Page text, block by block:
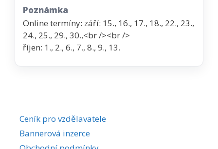
Poznámka
Online termíny: září: 15., 16., 17., 18., 22., 23.,
24., 25., 29., 30.,<br /><br />
říjen: 1., 2., 6., 7., 8., 9., 13.
Ceník pro vzdělavatele
Bannerová inzerce